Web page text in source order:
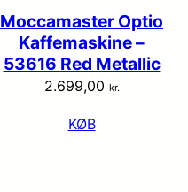
Moccamaster Optio
Kaffemaskine –
53616 Red Metallic
2.699,00 kr.
KØB